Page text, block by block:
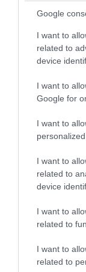
Google
I want to
related to
device
I want to
Google for
I want to
I want to
related to
device
I want to
related to
I want to
related to
1541 –
1707 –
1939 – Καρλ
1945 – Χανς
1948 –
1967 – Στ.
βουλευτής
1975 –